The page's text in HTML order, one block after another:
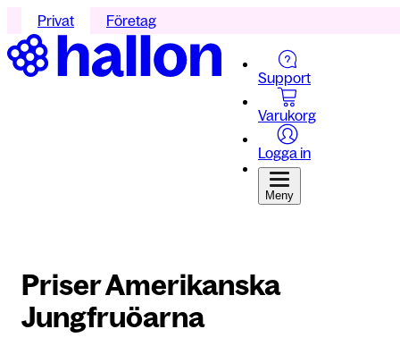
Privat Företag
Support
Varukorg
Logga in
Meny
Priser Amerikanska
Jungfruöarna